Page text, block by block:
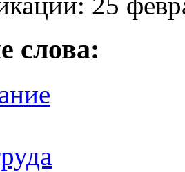
слова: